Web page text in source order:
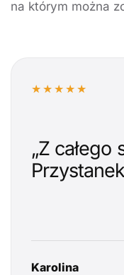
na którym można
★★★★★
„Z całego
Karolina